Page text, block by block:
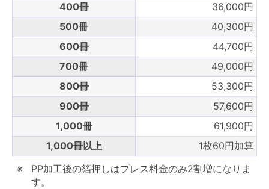
400冊
36,000円
500冊
40,300円
600冊
44,700円
700冊
49,000円
800冊
53,300円
900冊
57,600円
1,000冊
61,900円
1,000冊以上
1枚60円加算
PP加工後の箔押しはプレス料金のみ2割増になりま
す。